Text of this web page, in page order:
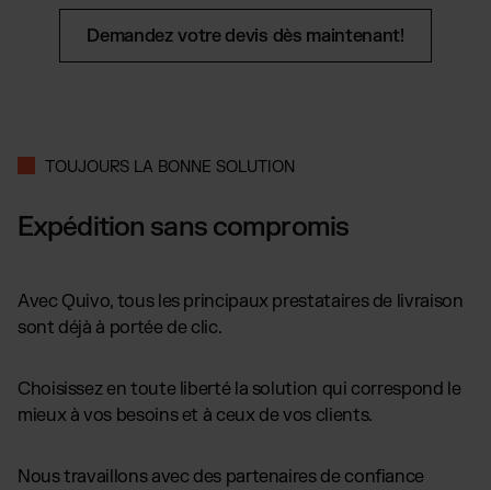
Demandez votre devis dès maintenant!
TOUJOURS LA BONNE SOLUTION
Expédition sans compromis
Avec Quivo, tous les principaux prestataires de livraison
sont déjà à portée de clic.
Choisissez en toute liberté la solution qui correspond le
mieux à vos besoins et à ceux de vos clients.
Nous travaillons avec des partenaires de confiance